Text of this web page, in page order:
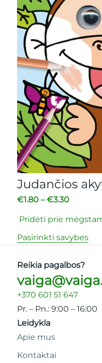
Judančios
€1.80 – €3.30
Pridėti prie
Pasirinkti savybes
Reikia pagalbos?
+370 601 51 647
Pr. – Pn.: 9:00 – 16:00
Leidykla
Apie mus
Kontaktai